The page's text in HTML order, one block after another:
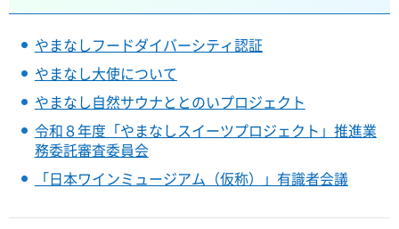
やまなしフードダイバーシティ認証
やまなし大使について
やまなし自然サウナととのいプロジェクト
令和８年度「やまなしスイーツプロジェクト」推進業
務委託審査委員会
「日本ワインミュージアム（仮称）」有識者会議